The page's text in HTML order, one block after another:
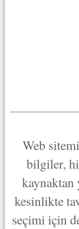
Web
bilgiler,
kaynaktan
kesinlikte
seçimi için